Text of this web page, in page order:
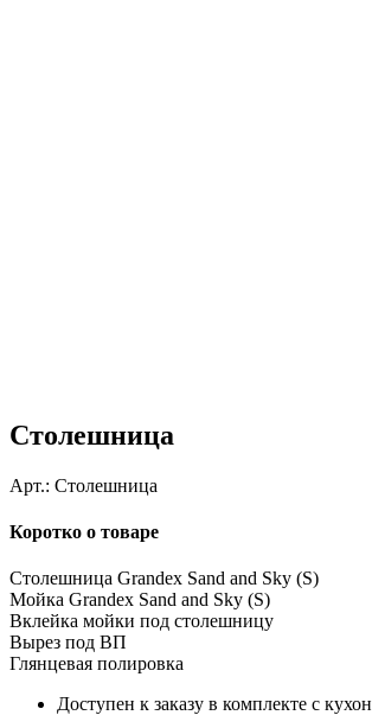
Столешница
Арт.: Столешница
Коротко о товаре
Столешница Grandex Sand and Sky (S)
Мойка Grandex Sand and Sky (S)
Вклейка мойки под столешницу
Вырез под ВП
Глянцевая полировка
Доступен к заказу в комплекте с